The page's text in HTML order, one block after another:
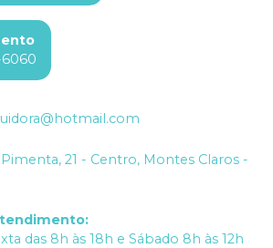
6060
21 - Centro, Montes Claros -
:
das 8h às 18h e Sábado 8h às 12h